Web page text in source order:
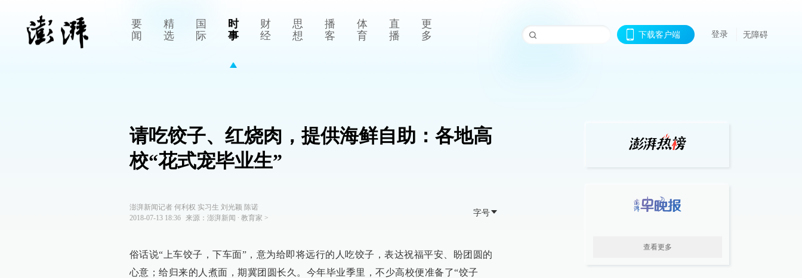
要
闻
精
选
国
际
时
事
财
经
思
想
播
客
体
育
直
播
更
多
下载客户端 登录 无障碍
请吃饺子、红烧肉，提供海鲜自助：各地高
校“花式宠毕业生”
澎湃新闻记者 何利权 实习生 刘光颖 陈诺
2018-07-13 18:36
来源： 澎湃新闻 ∙ 教育家 >
字号
俗话说“上车饺子，下车面”，意为给即将远行的人吃饺子，表达祝福平安、盼团圆的
心意；给归来的人煮面，期冀团圆长久。今年毕业季里，不少高校便准备了“饺子
查看更多